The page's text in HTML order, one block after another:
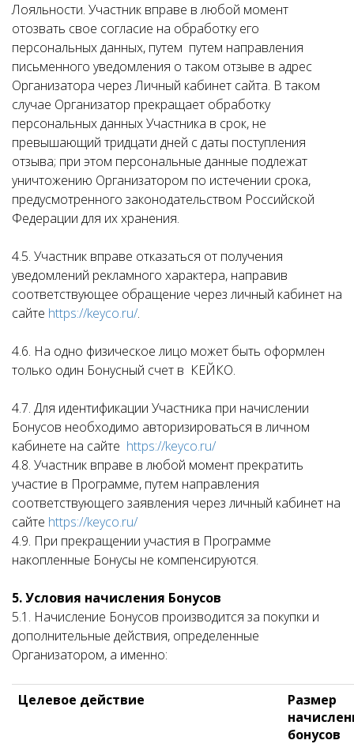
Лояльности. Участник вправе в любой момент
отозвать свое согласие на обработку его
персональных данных, путем путем направления
письменного уведомления о таком отзыве в адрес
Организатора через Личный кабинет сайта. В таком
случае Организатор прекращает обработку
персональных данных Участника в срок, не
превышающий тридцати дней с даты поступления
отзыва; при этом персональные данные подлежат
уничтожению Организатором по истечении срока,
предусмотренного законодательством Российской
Федерации для их хранения.
4.5. Участник вправе отказаться от получения
уведомлений рекламного характера, направив
соответствующее обращение через личный кабинет на
сайте https://keyco.ru/.
4.6. На одно физическое лицо может быть оформлен
только один Бонусный счет в КЕЙКО.
4.7. Для идентификации Участника при начислении
Бонусов необходимо авторизироваться в личном
кабинете на сайте https://keyco.ru/
4.8. Участник вправе в любой момент прекратить
участие в Программе, путем направления
соответствующего заявления через личный кабинет на
сайте https://keyco.ru/
4.9. При прекращении участия в Программе
накопленные Бонусы не компенсируются.
5. Условия начисления Бонусов
5.1. Начисление Бонусов производится за покупки и
дополнительные действия, определенные
Организатором, а именно:
Целевое действие
Размер
бонусов